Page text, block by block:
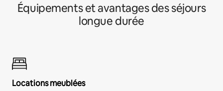
Équipements et avantages des séjours
longue durée
Locations meublées